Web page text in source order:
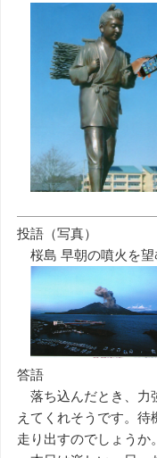
投語（写真）
桜島 早朝の噴火を
答語
落ち込んだとき、力
えてくれそうです。待
走り出すのでしょうか。